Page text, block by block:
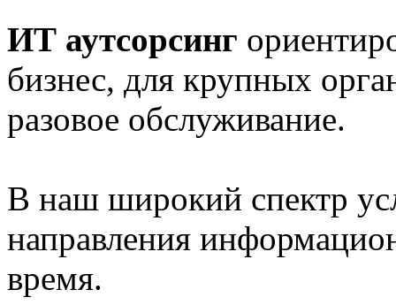
ИТ аутсорсинг
бизнес, для крупных
разовое обслуживание.
В наш широкий спектр
направления
время.